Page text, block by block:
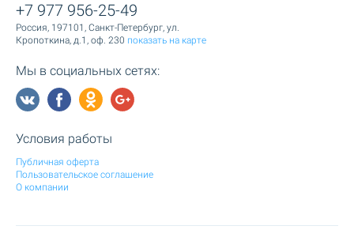
+7 977 956-25-49
Россия, 197101, Санкт-Петербург, ул.
Кропоткина, д.1, оф. 230 показать на карте
Мы в социальных сетях:
Условия работы
Публичная оферта
Пользовательское соглашение
О компании